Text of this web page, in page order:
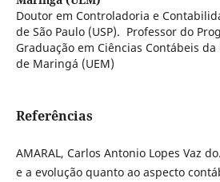
Doutor em Controladoria e
de São Paulo (USP). Professor do
Graduação em Ciências Contábeis
de Maringá (UEM)
Referências
AMARAL, Carlos Antonio Lopes Vaz
e a evolução quanto ao aspecto